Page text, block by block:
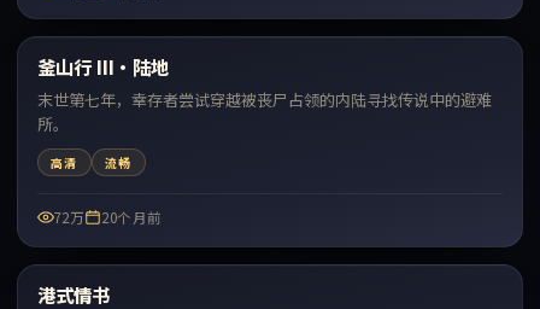
最新
釜山行 III·陆地
末世第七年，幸存者尝试穿越被丧尸占领的内陆寻找传说中的避难
所。
高清 流畅
72万 20个月前
最新
港式情书